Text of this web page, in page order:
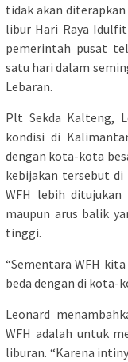
tidak akan
libur Hari Raya
pemerintah pusat
satu hari dalam
Lebaran.
Plt Sekda Kalteng,
kondisi di
dengan kota-kota
kebijakan tersebut
WFH lebih
maupun arus balik
tinggi.
“Sementara WFH
beda dengan di kota-
Leonard
WFH adalah untuk
liburan. “Karena